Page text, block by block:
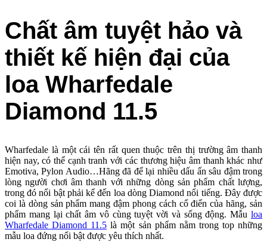
Chất âm tuyệt hảo và
thiết kế hiện đại của
loa Wharfedale
Diamond 11.5
Wharfedale là một cái tên rất quen thuộc trên thị trường âm thanh
hiện nay, có thể cạnh tranh với các thương hiệu âm thanh khác như
Emotiva, Pylon Audio…Hãng đã để lại nhiều dấu ấn sâu đậm trong
lòng người chơi âm thanh với những dòng sản phẩm chất lượng,
trong đó nổi bật phải kể đến loa dòng Diamond nổi tiếng. Đây được
coi là dòng sản phẩm mang đậm phong cách cổ điển của hãng, sản
phẩm mang lại chất âm vô cùng tuyệt vời và sống động. Mẫu loa
Wharfedale Diamond 11.5 là một sản phẩm nằm trong top những
mẫu loa đứng nổi bật được yêu thích nhất.